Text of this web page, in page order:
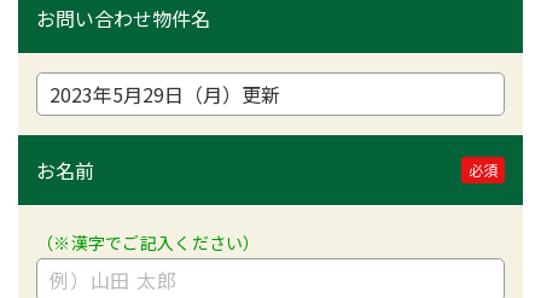
お問い合わせ物件名
お名前 必須
（※漢字でご記入ください）